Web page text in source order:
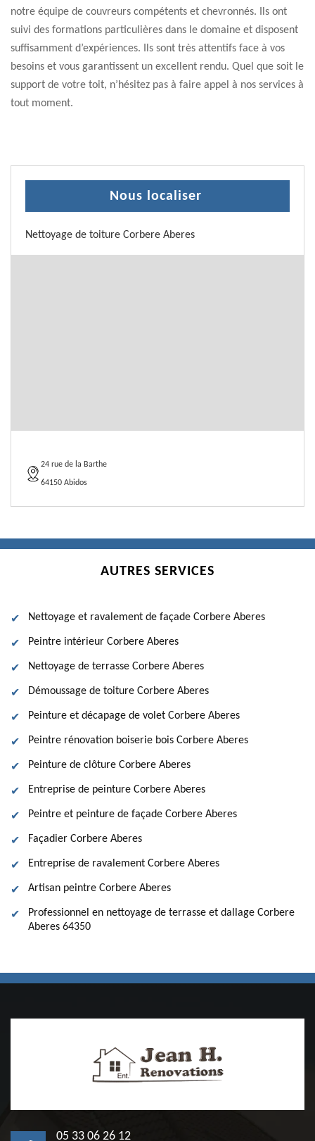
notre équipe de couvreurs compétents et chevronnés. Ils ont
suivi des formations particulières dans le domaine et disposent
suffisamment d’expériences. Ils sont très attentifs face à vos
besoins et vous garantissent un excellent rendu. Quel que soit le
support de votre toit, n’hésitez pas à faire appel à nos services à
tout moment.
Nous localiser
Nettoyage de toiture Corbere Aberes
24 rue de la Barthe
64150 Abidos
AUTRES SERVICES
Nettoyage et ravalement de façade Corbere Aberes
Peintre intérieur Corbere Aberes
Nettoyage de terrasse Corbere Aberes
Démoussage de toiture Corbere Aberes
Peinture et décapage de volet Corbere Aberes
Peintre rénovation boiserie bois Corbere Aberes
Peinture de clôture Corbere Aberes
Entreprise de peinture Corbere Aberes
Peintre et peinture de façade Corbere Aberes
Façadier Corbere Aberes
Entreprise de ravalement Corbere Aberes
Artisan peintre Corbere Aberes
Professionnel en nettoyage de terrasse et dallage Corbere
Aberes 64350
05 33 06 26 12